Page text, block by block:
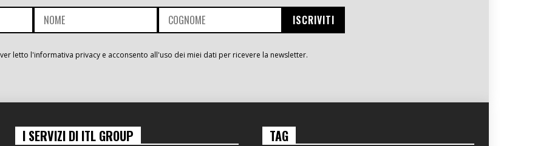
letto l'informativa privacy e acconsento all'uso dei miei dati per ricevere la newsletter.
I SERVIZI DI ITL GROUP TAG